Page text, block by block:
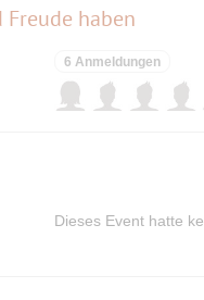
haben
6 Anmeldungen
Dieses Event hatte